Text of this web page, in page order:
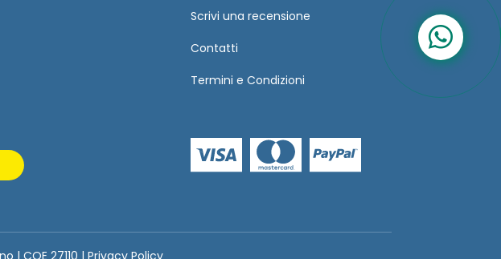
Scrivi una recensione
Contatti
Termini e Condizioni
| COE 27110 | Privacy Policy